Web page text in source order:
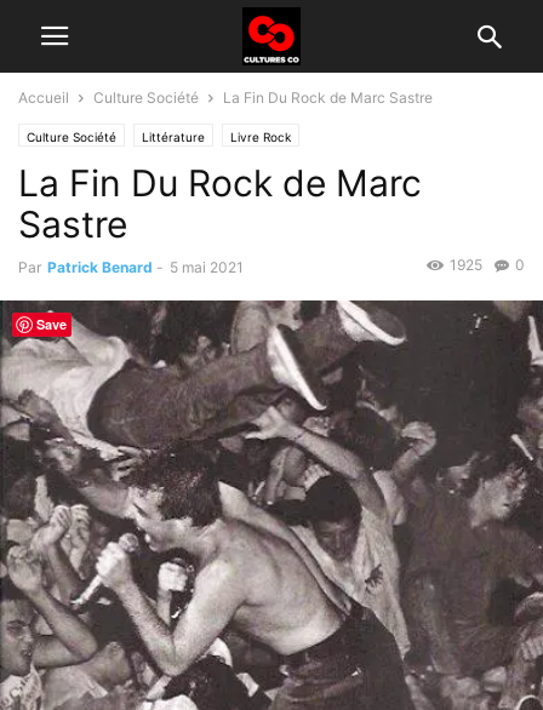
Accueil Culture Société La Fin Du Rock de Marc Sastre
Culture Société Littérature Livre Rock
La Fin Du Rock de Marc
Sastre
Par Patrick Benard - 5 mai 2021 0
1925
Save